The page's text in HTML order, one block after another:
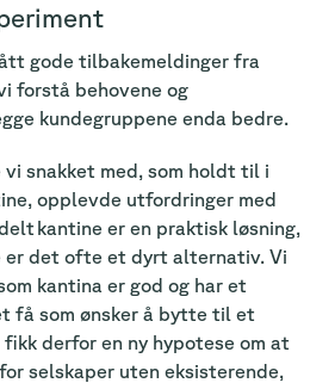
gode tilbakemeldinger fra
forstå behovene og
kundegruppene enda bedre.
snakket med, som holdt til i
opplevde utfordringer med
kantine er en praktisk løsning,
er det ofte et dyrt alternativ. Vi
kantina er god og har et
få som ønsker å bytte til et
derfor en ny hypotese om at
selskaper uten eksisterende,